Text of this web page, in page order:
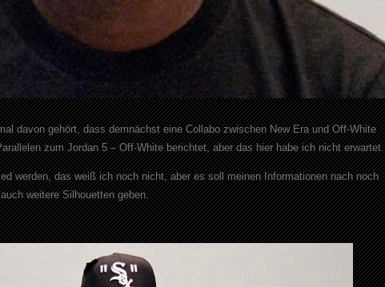
davon gehört, dass demnächst eine Collabo zwischen New Era und Off-White
zum Jordan 5 – Off-White berichtet, aber das hier habe ich nicht erwartet.
werden, das weiß ich noch nicht, aber es soll meinen Informationen nach noch
weitere Silhouetten geben.